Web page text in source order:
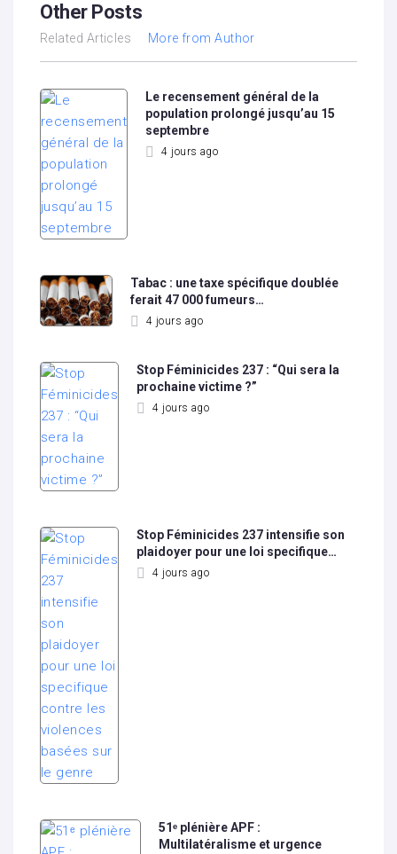
Other Posts
Related Articles More from Author
Le recensement général de la
population prolongé jusqu’au 15
septembre
4 jours ago
Tabac : une taxe spécifique doublée
ferait 47 000 fumeurs…
4 jours ago
Stop Féminicides 237 : “Qui sera la
prochaine victime ?”
4 jours ago
Stop Féminicides 237 intensifie son
plaidoyer pour une loi specifique…
4 jours ago
51ᵉ plénière APF :
Multilatéralisme et urgence